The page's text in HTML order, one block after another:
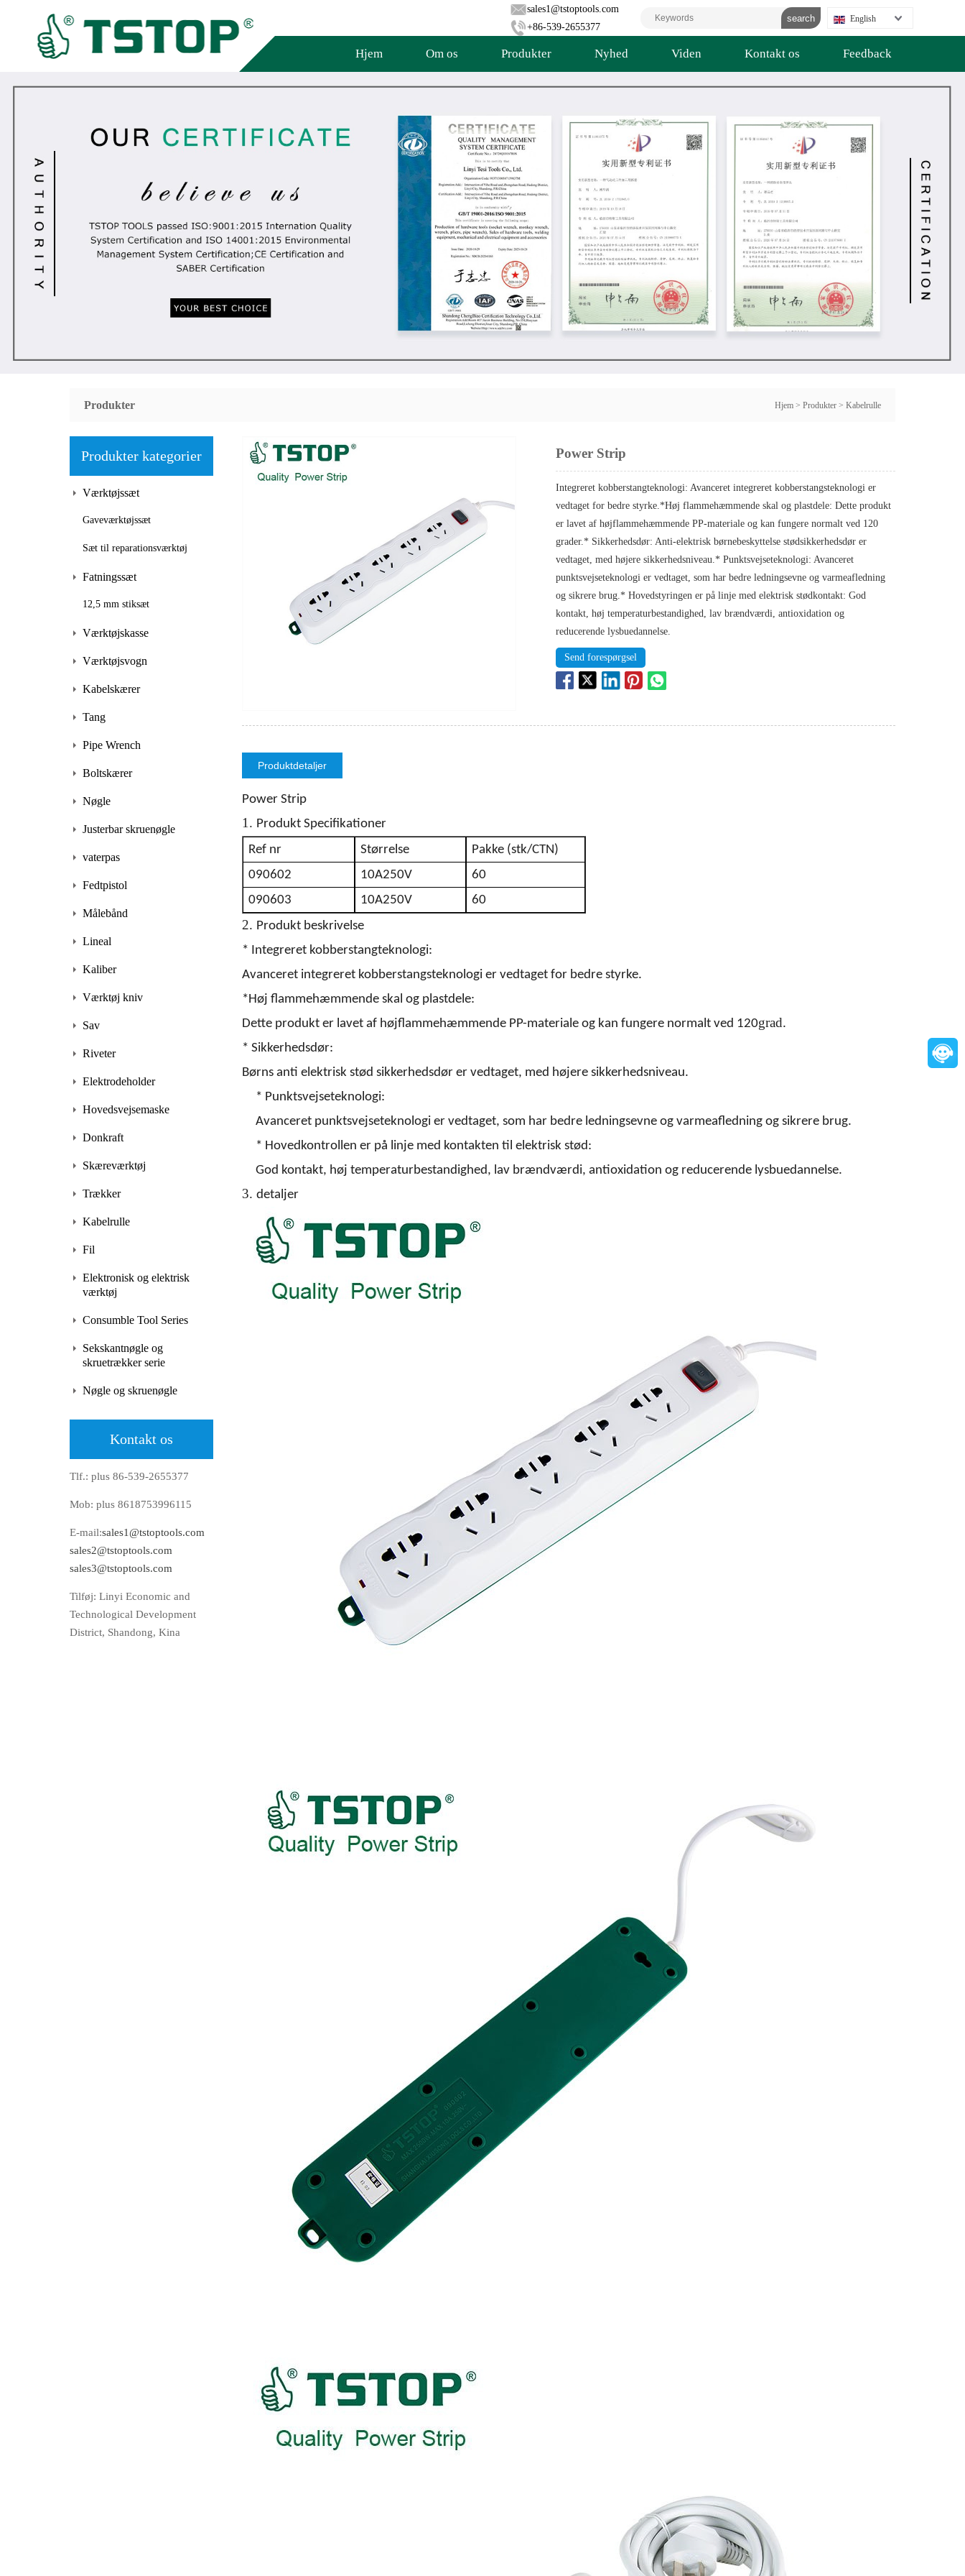
sales1@tstoptools.com
+86-539-2655377
English
Hjem Om os Produkter Nyhed Viden Kontakt os Feedback
Produkter Hjem > Produkter > Kabelrulle
Produkter kategorier
Værktøjssæt
Gaveværktøjssæt
Sæt til reparationsværktøj
Fatningssæt
12,5 mm stiksæt
Værktøjskasse
Værktøjsvogn
Kabelskærer
Tang
Pipe Wrench
Boltskærer
Nøgle
Justerbar skruenøgle
vaterpas
Fedtpistol
Målebånd
Lineal
Kaliber
Værktøj kniv
Sav
Riveter
Elektrodeholder
Hovedsvejsemaske
Donkraft
Skæreværktøj
Trækker
Kabelrulle
Fil
Elektronisk og elektrisk
værktøj
Consumble Tool Series
Sekskantnøgle og
skruetrækker serie
Nøgle og skruenøgle
Kontakt os
Tlf.: plus 86-539-2655377
Mob: plus 8618753996115
E-mail:sales1@tstoptools.com
sales2@tstoptools.com
sales3@tstoptools.com
Tilføj: Linyi Economic and
Technological Development
District, Shandong, Kina
Power Strip
Integreret kobberstangteknologi: Avanceret integreret kobberstangsteknologi er
vedtaget for bedre styrke.*Høj flammehæmmende skal og plastdele: Dette produkt
er lavet af højflammehæmmende PP-materiale og kan fungere normalt ved 120
grader.* Sikkerhedsdør: Anti-elektrisk børnebeskyttelse stødsikkerhedsdør er
vedtaget, med højere sikkerhedsniveau.* Punktsvejseteknologi: Avanceret
punktsvejseteknologi er vedtaget, som har bedre ledningsevne og varmeafledning
og sikrere brug.* Hovedstyringen er på linje med elektrisk stødkontakt: God
kontakt, høj temperaturbestandighed, lav brændværdi, antioxidation og
reducerende lysbuedannelse.
Send forespørgsel
Produktdetaljer
Power Strip
1. Produkt Specifikationer
Ref nr
Størrelse
Pakke (stk/CTN)
090602
10A250V
60
090603
10A250V 60
2. Produkt beskrivelse
* Integreret kobberstangteknologi:
Avanceret integreret kobberstangsteknologi er vedtaget for bedre styrke.
*Høj flammehæmmende skal og plastdele:
Dette produkt er lavet af højflammehæmmende PP-materiale og kan fungere normalt ved 120grad.
* Sikkerhedsdør:
Børns anti elektrisk stød sikkerhedsdør er vedtaget, med højere sikkerhedsniveau.
* Punktsvejseteknologi:
Avanceret punktsvejseteknologi er vedtaget, som har bedre ledningsevne og varmeafledning og sikrere brug.
* Hovedkontrollen er på linje med kontakten til elektrisk stød:
God kontakt, høj temperaturbestandighed, lav brændværdi, antioxidation og reducerende lysbuedannelse.
3. detaljer